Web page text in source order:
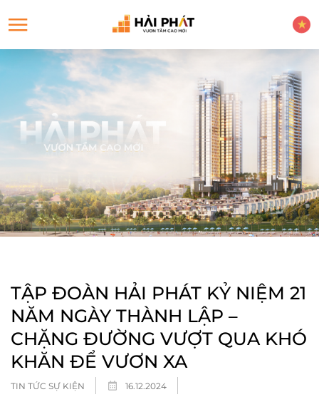
TẬP ĐOÀN HẢI PHÁT KỶ NIỆM 21
NĂM NGÀY THÀNH LẬP –
CHẶNG ĐƯỜNG VƯỢT QUA KHÓ
KHĂN ĐỂ VƯƠN XA
TIN TỨC SỰ KIỆN 16.12.2024